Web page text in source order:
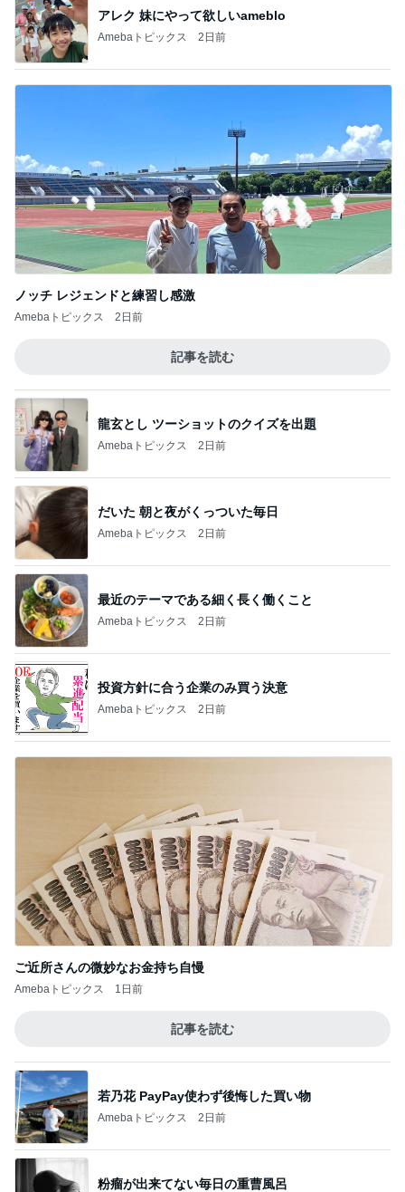
アレク 妹にやって欲しいameblo
Amebaトピックス 2日前
ノッチ レジェンドと練習し感激
Amebaトピックス 2日前
記事を読む
龍玄とし ツーショットのクイズを出題
Amebaトピックス 2日前
だいた 朝と夜がくっついた毎日
Amebaトピックス 2日前
最近のテーマである細く長く働くこと
Amebaトピックス 2日前
投資方針に合う企業のみ買う決意
Amebaトピックス 2日前
ご近所さんの微妙なお金持ち自慢
Amebaトピックス 1日前
記事を読む
若乃花 PayPay使わず後悔した買い物
Amebaトピックス 2日前
粉瘤が出来てない毎日の重曹風呂